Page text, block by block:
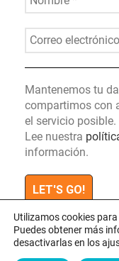
Mantenemos tu
compartimos con
el servicio posible.
Lee nuestra
información.
Utilizamos cookies
Puedes obtener más
desactivarlas en los